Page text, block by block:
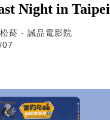
Night in Taipei
菸 - 誠品電影院